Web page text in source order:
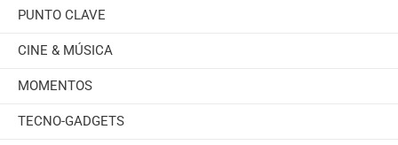
PUNTO CLAVE
CINE & MÚSICA
MOMENTOS
TECNO-GADGETS